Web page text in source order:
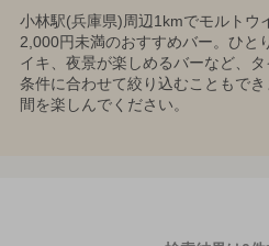
小林駅(兵庫県)周辺1kmでモルトウ
2,000円未満のおすすめバー。ひと
イキ、夜景が楽しめるバーなど、
条件に合わせて絞り込むこともで
間を楽しんでください。